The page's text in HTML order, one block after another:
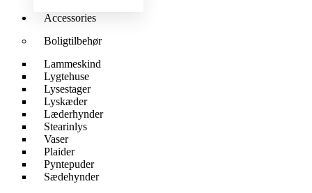
Accessories
Boligtilbehør
Lammeskind
Lygtehuse
Lysestager
Lyskæder
Læderhynder
Stearinlys
Vaser
Plaider
Pyntepuder
Sædehynder